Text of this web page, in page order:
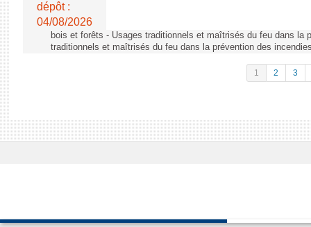
dépôt :
04/08/2026
bois et forêts - Usages traditionnels et maîtrisés du feu dans la
traditionnels et maîtrisés du feu dans la prévention des
1 2 3